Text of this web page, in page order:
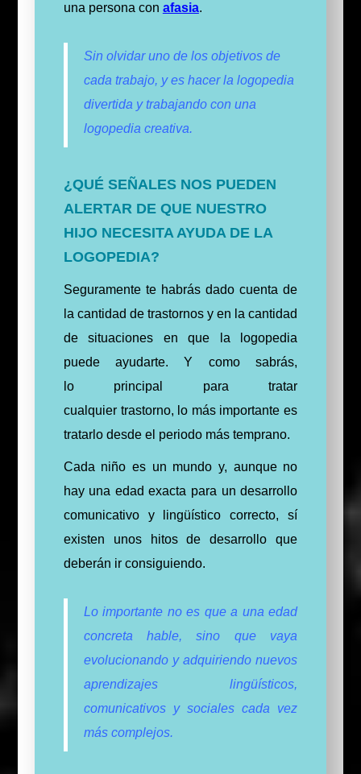
una persona con afasia.
Sin olvidar uno de los objetivos de
cada trabajo, y es hacer la logopedia
divertida y trabajando con una
logopedia creativa.
¿QUÉ SEÑALES NOS PUEDEN
ALERTAR DE QUE NUESTRO
HIJO NECESITA AYUDA DE LA
LOGOPEDIA?
Seguramente te habrás dado cuenta de
la cantidad de trastornos y en la cantidad
de situaciones en que la logopedia
puede ayudarte. Y como sabrás,
lo principal para tratar
cualquier trastorno, lo más importante es
tratarlo desde el periodo más temprano.
Cada niño es un mundo y, aunque no
hay una edad exacta para un desarrollo
comunicativo y lingüístico correcto, sí
existen unos hitos de desarrollo que
deberán ir consiguiendo.
Lo importante no es que a una edad
concreta hable, sino que vaya
evolucionando y adquiriendo nuevos
aprendizajes lingüísticos,
comunicativos y sociales cada vez
más complejos.